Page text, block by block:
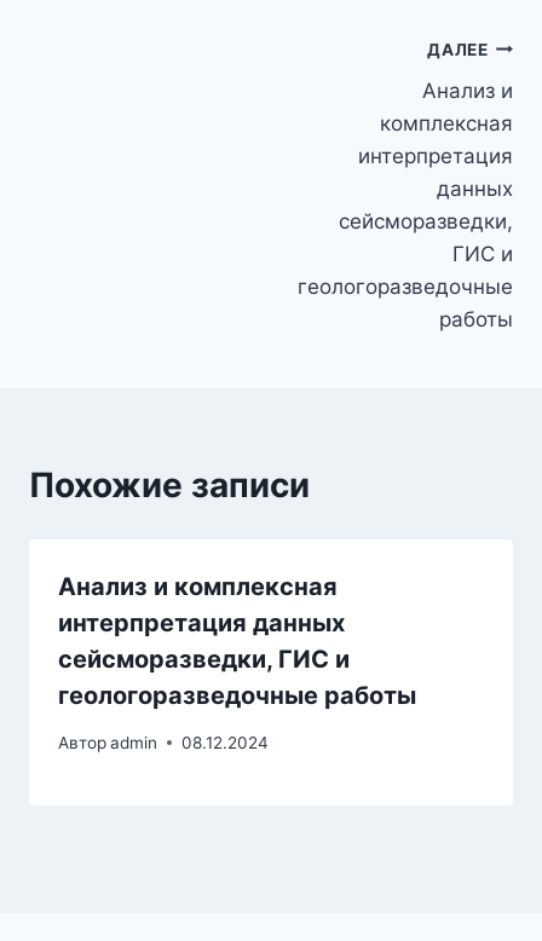
ДАЛЕЕ
Анализ и
комплексная
интерпретация
данных
сейсморазведки,
ГИС и
геологоразведочные
работы
Похожие записи
Анализ и комплексная
интерпретация данных
сейсморазведки, ГИС и
геологоразведочные работы
Авторadmin 08.12.2024